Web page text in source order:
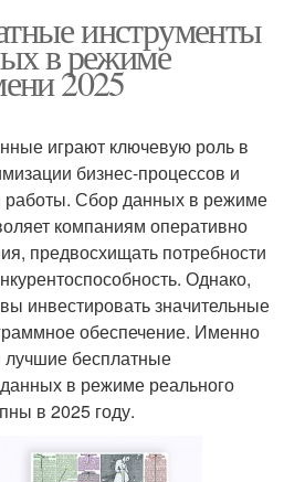
инструменты
в режиме
2025
играют ключевую роль в
бизнес-процессов и
работы. Сбор данных в режиме
компаниям оперативно
предвосхищать потребности
Однако,
инвестировать значительные
обеспечение. Именно
бесплатные
в режиме реального
в 2025 году.